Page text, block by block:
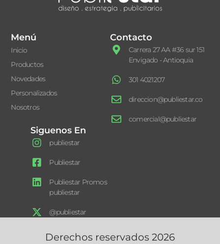
Menú
Inicio
Productos
Novedades
Personalizados
Nosotros
Contacto
Carrera 27 AA #36 sur 151
Envigado - Antioquia
301 4021207
direccion@publiestar.co
comercial@publiestar
Siguenos En
publiestar
Publiestar
Publiestar Promos
publiestar
@publiestar
Derechos reservados 2026